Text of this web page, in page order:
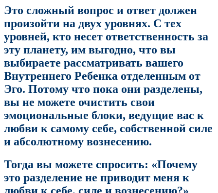
Это сложный вопрос и ответ должен
произойти на двух уровнях. С тех
уровней, кто несет ответственность за
эту планету, им выгодно, что вы
выбираете рассматривать вашего
Внутреннего Ребенка отделенным от
Эго. Потому что пока они разделены,
вы не можете очистить свои
эмоциональные блоки, ведущие вас к
любви к самому себе, собственной силе
и абсолютному вознесению.
Тогда вы можете спросить: «Почему
это разделение не приводит меня к
любви к себе, силе и вознесению?»